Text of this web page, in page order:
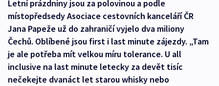
Letní prázdniny jsou za polovinou a podle
místopředsedy Asociace cestovních kanceláří ČR
Jana Papeže už do zahraničí vyjelo dva miliony
Čechů. Oblíbené jsou first i last minute zájezdy. „Tam
je ale potřeba mít velkou míru tolerance. U all
inclusive na last minute letecky za devět tisíc
nečekejte dvanáct let starou whisky nebo